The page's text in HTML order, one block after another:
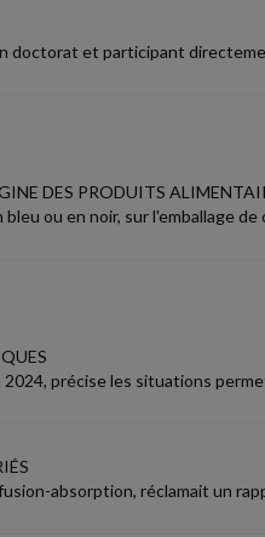
doctorat et participant
DES PRODUITS
ou en noir, sur l'emballage
précise les situations
absorption, réclamait un